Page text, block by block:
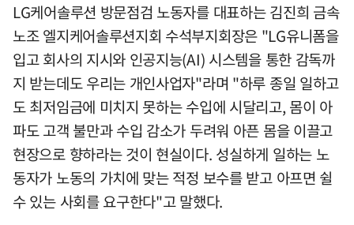
LG케어솔루션 방문점검 노동자를 대표하는 김진희 금속
노조 엘지케어솔루션지회 수석부지회장은 "LG유니폼을
입고 회사의 지시와 인공지능(AI) 시스템을 통한 감독까
지 받는데도 우리는 개인사업자"라며 "하루 종일 일하고
도 최저임금에 미치지 못하는 수입에 시달리고, 몸이 아
파도 고객 불만과 수입 감소가 두려워 아픈 몸을 이끌고
현장으로 향하라는 것이 현실이다. 성실하게 일하는 노
동자가 노동의 가치에 맞는 적정 보수를 받고 아프면 쉴
수 있는 사회를 요구한다"고 말했다.